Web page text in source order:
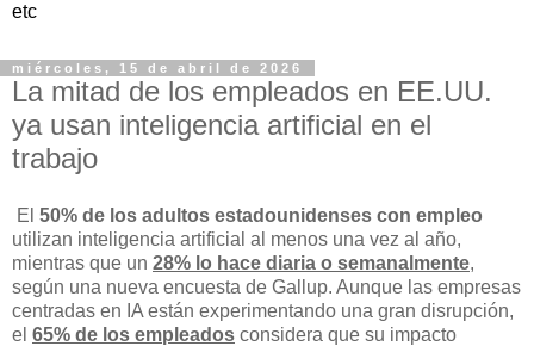
etc
miércoles, 15 de abril de 2026
La mitad de los empleados en EE.UU.
ya usan inteligencia artificial en el
trabajo
El 50% de los adultos estadounidenses con empleo
utilizan inteligencia artificial al menos una vez al año,
mientras que un 28% lo hace diaria o semanalmente,
según una nueva encuesta de Gallup. Aunque las empresas
centradas en IA están experimentando una gran disrupción,
el 65% de los empleados considera que su impacto